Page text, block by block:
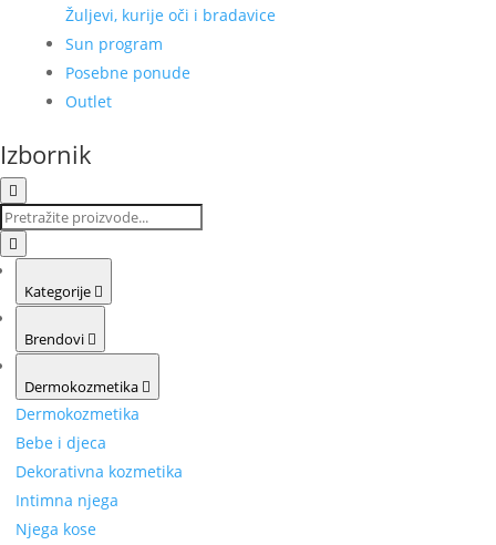
Žuljevi, kurije oči i bradavice
Sun program
Posebne ponude
Outlet
Izbornik
Kategorije
Brendovi
Dermokozmetika
Dermokozmetika
Bebe i djeca
Dekorativna kozmetika
Intimna njega
Njega kose